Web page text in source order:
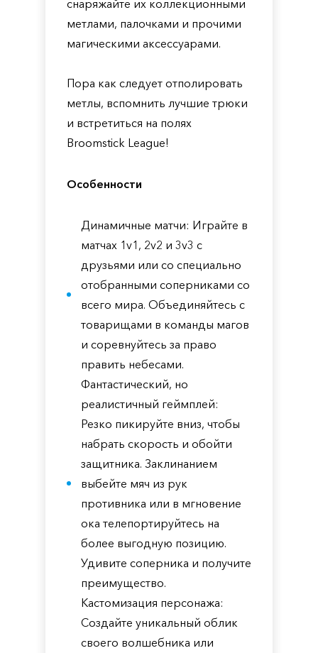
снаряжайте их коллекционными
метлами, палочками и прочими
магическими аксессуарами.
Пора как следует отполировать
метлы, вспомнить лучшие трюки
и встретиться на полях
Broomstick League!
Особенности
Динамичные матчи: Играйте в
матчах 1v1, 2v2 и 3v3 с
друзьями или со специально
отобранными соперниками со
всего мира. Объединяйтесь с
товарищами в команды магов
и соревнуйтесь за право
править небесами.
Фантастический, но
реалистичный геймплей:
Резко пикируйте вниз, чтобы
набрать скорость и обойти
защитника. Заклинанием
выбейте мяч из рук
противника или в мгновение
ока телепортируйтесь на
более выгодную позицию.
Удивите соперника и получите
преимущество.
Кастомизация персонажа:
Создайте уникальный облик
своего волшебника или